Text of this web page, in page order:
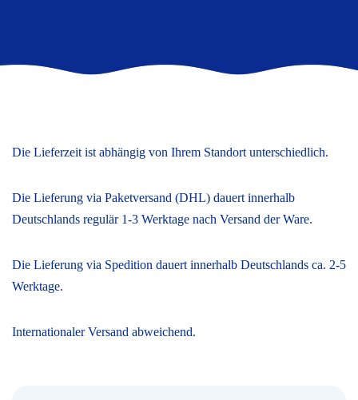
Die Lieferzeit ist abhängig von Ihrem Standort unterschiedlich.
Die Lieferung via Paketversand (DHL) dauert innerhalb
Deutschlands regulär 1-3 Werktage nach Versand der Ware.
Die Lieferung via Spedition dauert innerhalb Deutschlands ca. 2-5
Werktage.
Internationaler Versand abweichend.